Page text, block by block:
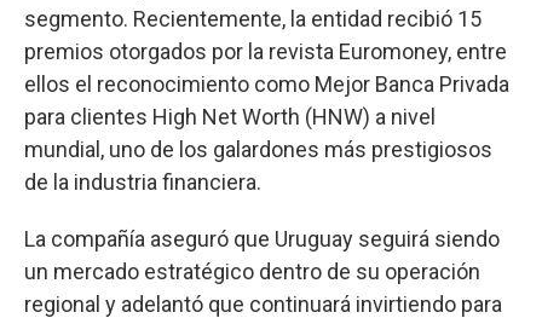
segmento. Recientemente, la entidad recibió 15
premios otorgados por la revista Euromoney, entre
ellos el reconocimiento como Mejor Banca Privada
para clientes High Net Worth (HNW) a nivel
mundial, uno de los galardones más prestigiosos
de la industria financiera.
La compañía aseguró que Uruguay seguirá siendo
un mercado estratégico dentro de su operación
regional y adelantó que continuará invirtiendo para